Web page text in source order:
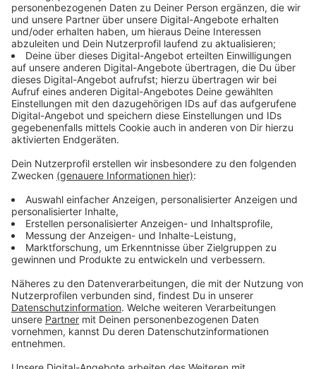
Beschreibung der Täter:
Alter: Etwa 30 bis 40 Jahre
Größe: Circa 1,70 Meter
Merkmale: Gesichter mit Tüchern und Kapuzen
verdeckt
Kleidung:Einer der Tatverdächtigen trug einen
schwarzen Pullover und schwarze Sportschuhe,
sein Komplize war mit einer schwarzen Jacke und
weiß-schwarzen Sportschuhen unterwegs.
Sprachakzent: Mutmaßlich osteuropäisch
Anzeige
Hinweise an die Polizei
Anzeige
Die Polizei bittet um Mithilfe aus der Bevölkerung.